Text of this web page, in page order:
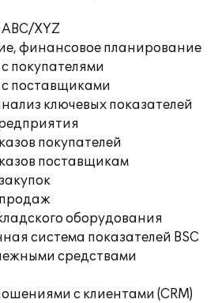
XYZ
финансовое планирование
покупателями
поставщиками
ключевых показателей
покупателей
поставщикам
оборудования
система показателей BSC
средствами
с клиентами (CRM)